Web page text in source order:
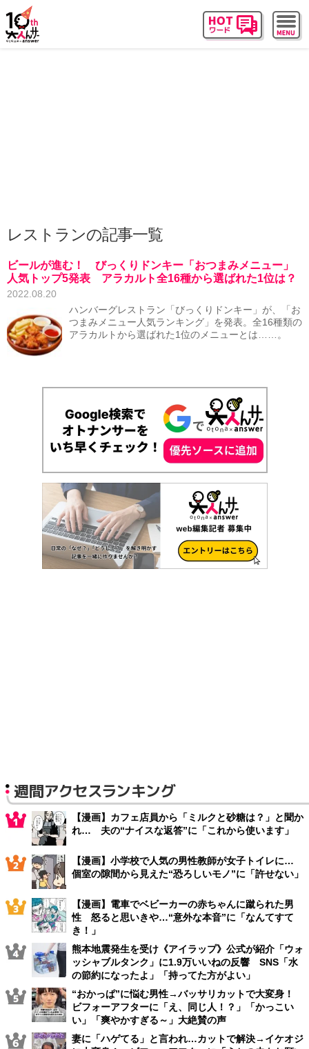
レストランの記事一覧
ビールが進む！ びっくりドンキー「おつまみメニュー」
人気トップ5発表 アラカルト全16種から選ばれた1位は？
2022.08.20
ハンバーグレストラン「びっくりドンキー」が、「お
つまみメニュー人気ランキング」を発表。全16種類の
アラカルトから選ばれた1位のメニューとは……。
週間アクセスランキング
【漫画】カフェ店員から「ミルクと砂糖は？」と聞か
れ… 夫の“ナイスな返答”に「これから使います」
【漫画】小学校で人気の男性教師が女子トイレに…
個室の隙間から見えた“恐ろしいモノ”に「許せない」
【漫画】電車でベビーカーの赤ちゃんに蹴られた男
性 怒ると思いきや…“意外な本音”に「なんてすて
き！」
熊本地震発生を受け《アイラップ》公式が紹介「ウォ
ッシャブルタンク」に1.9万いいねの反響 SNS「水
の節約になったよ」「持ってた方がよい」
“おかっぱ”に悩む男性→バッサリカットで大変身！
ビフォーアフターに「え、同じ人！？」「かっこい
い」「爽やかすぎる～」大絶賛の声
妻に「ハゲてる」と言われ…カットで解決→イケオジ